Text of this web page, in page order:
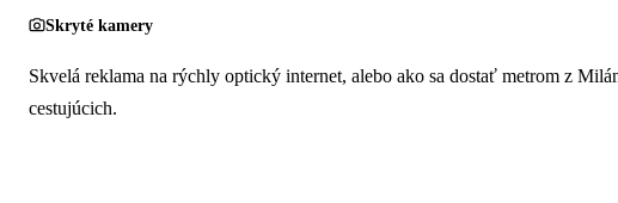
Skryté kamery
Skvelá reklama na rýchly optický internet, alebo ako sa dostať metrom z
cestujúcich.